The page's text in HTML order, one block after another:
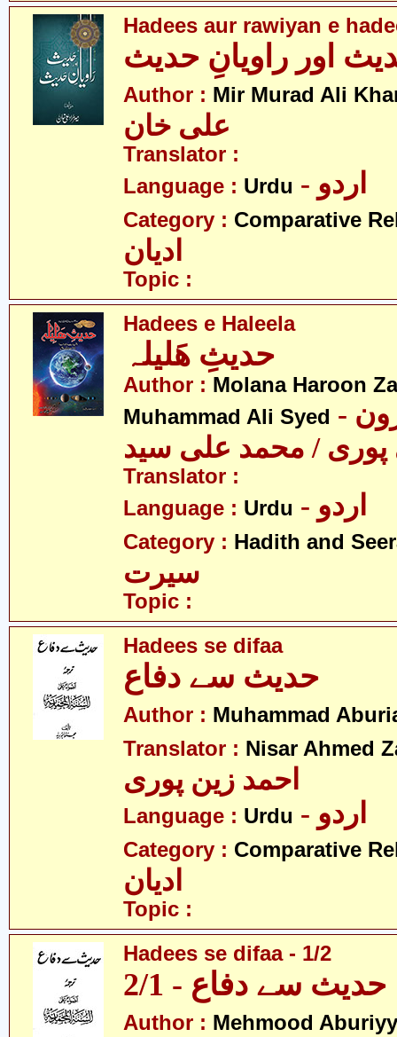
Hadees aur rawiyan e
اور راویانِ حدیث
Author : Mir Murad Ali
علی خان
Translator :
Language : Urdu - اردو
Category : Comparative
ادیان
Topic :
Hadees e Haleela
حدیثِ ھَلیلہ
Author : Molana Haroon
Muhammad Ali Syed - مولانا ہارون
پوری / محمد علی سید
Translator :
Language : Urdu - اردو
Category : Hadith and
سیرت
Topic :
Hadees se difaa
حدیث سے دفاع
Author : Muhammad
Translator : Nisar Ahmed
احمد زین پوری
Language : Urdu - اردو
Category : Comparative
ادیان
Topic :
Hadees se difaa - 1/2
حدیث سے دفاع - 2/1
Author : Mehmood